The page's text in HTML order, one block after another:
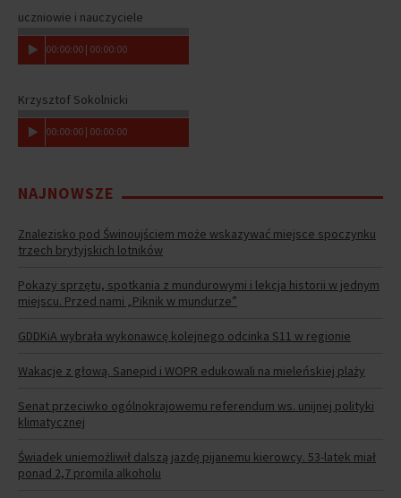
uczniowie i nauczyciele
00:00:00 | 00:00:00
Krzysztof Sokolnicki
00:00:00 | 00:00:00
NAJNOWSZE
Znalezisko pod Świnoujściem może wskazywać miejsce spoczynku
trzech brytyjskich lotników
Pokazy sprzętu, spotkania z mundurowymi i lekcja historii w jednym
miejscu. Przed nami „Piknik w mundurze”
GDDKiA wybrała wykonawcę kolejnego odcinka S11 w regionie
Wakacje z głową. Sanepid i WOPR edukowali na mieleńskiej plaży
Senat przeciwko ogólnokrajowemu referendum ws. unijnej polityki
klimatycznej
Świadek uniemożliwił dalszą jazdę pijanemu kierowcy. 53-latek miał
ponad 2,7 promila alkoholu